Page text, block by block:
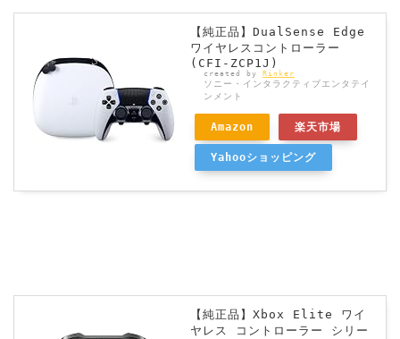
【純正品】DualSense Edge
ワイヤレスコントローラー
(CFI-ZCP1J)
created by Rinker
ソニー・インタラクティブエンタテイ
ンメント
Amazon 楽天市場
Yahooショッピング
【純正品】Xbox Elite ワイ
ヤレス コントローラー シリー